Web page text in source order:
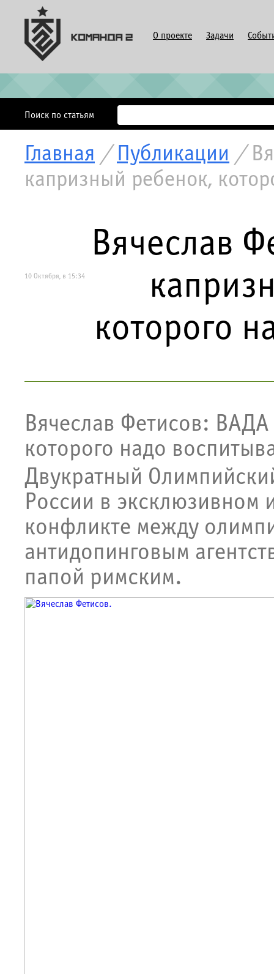
О проекте Задачи
Поиск по статьям
Главная / Публикации /
капризный ребенок,
10 Октября, в 15:34
Вячеслав
которого
Вячеслав Фетисов:
которого надо
Двукратный
России в эксклюзивном
конфликте между
антидопинговым
папой римским.